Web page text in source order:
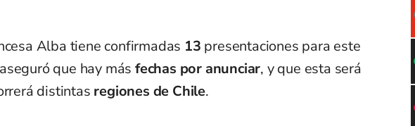
Alba tiene confirmadas 13 presentaciones para este
que hay más fechas por anunciar, y que esta será
distintas regiones de Chile.